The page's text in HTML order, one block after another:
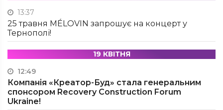
13:37
25 травня MÉLOVIN запрошує на концерт у
Тернополі!
19 КВІТНЯ
12:49
Компанія «Креатор-Буд» стала генеральним
спонсором Recovery Construction Forum
Ukraine!